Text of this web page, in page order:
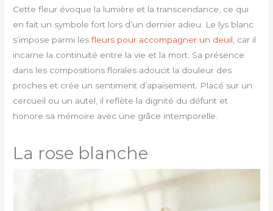
Cette fleur évoque la lumière et la transcendance, ce qui
en fait un symbole fort lors d’un dernier adieu. Le lys blanc
s’impose parmi lesfleurs pour accompagner un deuil, car il
incarne la continuité entre la vie et la mort. Sa présence
dans les compositions florales adoucit la douleur des
proches et crée un sentiment d’apaisement. Placé sur un
cercueil ou un autel, il reflète la dignité du défunt et
honore sa mémoire avec une grâce intemporelle.
La rose blanche